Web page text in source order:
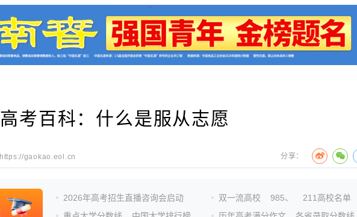
高考百科：什么是服从志愿
https://gaokao.eol.cn 分享：
2026年高考招生直播咨询会启动
双一流高校 985、
211高校名单